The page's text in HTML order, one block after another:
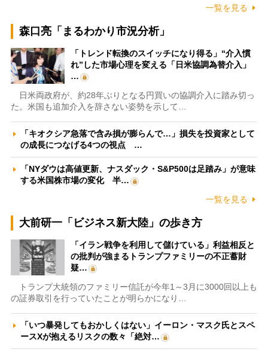
一覧を見る
森口亮「まるわかり市況分析」
「トレンド転換のスイッチになり得る」“介入慣
れ”した市場心理を変える「日米協調為替介入」
…
日米両政府が、約28年ぶりとなる円買いの協調介入に踏み切っ
た。米国も追加介入を辞さない姿勢を示して…
「キオクシア急落で含み損が膨らんで…」損失を投資家として
の成長につなげる4つの視点 …
「NYダウは高値更新、ナスダック・S&P500は足踏み」が意味
する米国株市場の変化 半…
一覧を見る
大前研一「ビジネス新大陸」の歩き方
「イラン戦争を利用して儲けている」利益相反と
の批判が強まるトランプファミリーの不正蓄財
疑…
トランプ大統領のファミリー信託が今年1～3月に3000回以上も
の証券取引を行っていたことが明らかになり…
「いつ暴発してもおかしくはない」イーロン・マスク氏とスペ
ースXが抱えるリスクの数々「絶対…